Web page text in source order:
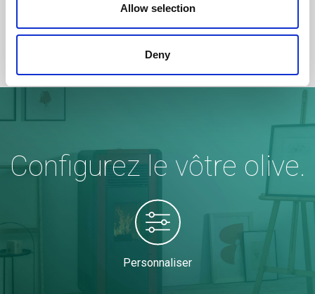
Allow selection
Deny
Configurez le vôtre olive.
Personnaliser